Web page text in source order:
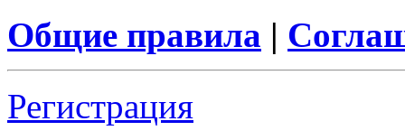
Общие правила |
Регистрация